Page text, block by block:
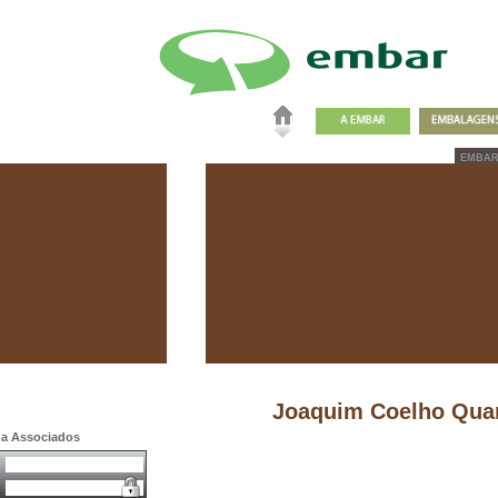
EMBAR
Associados
Joaquim Coelho